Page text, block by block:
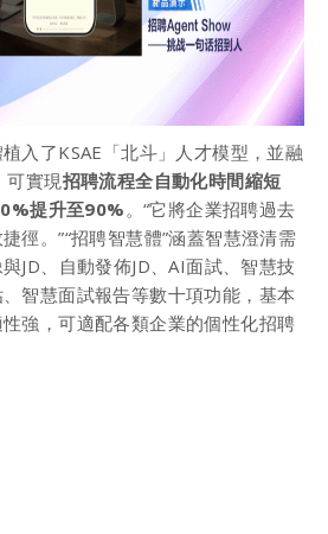
入了KSAE「北斗」人才模型，並融
可實現招聘流程全自動化時間縮短
提升至90%。“它將企業招聘過去
徑。”“招聘智慧體”涵蓋智慧澄清需
JD、自動發佈JD、AI面試、智慧技
智慧面試報告等數十項功能，基本
強，可適配各類企業的個性化招聘